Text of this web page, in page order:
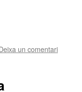
un comentari